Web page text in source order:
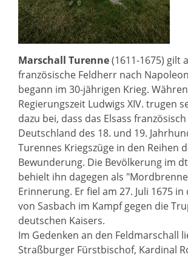
Marschall Turenne(1611-1675) gilt
französische Feldherr nach
begann im 30-jährigen Krieg.
Regierungszeit Ludwigs XIV. trugen
dazu bei, dass das Elsass
Deutschland des 18. und 19.
Turennes Kriegszüge in den Reihen
Bewunderung. Die Bevölkerung im
behielt ihn dagegen als
Erinnerung. Er fiel am 27. Juli 1675
von Sasbach im Kampf gegen die
deutschen Kaisers.
Im Gedenken an den Feldmarschall
Straßburger Fürstbischof, Kardinal